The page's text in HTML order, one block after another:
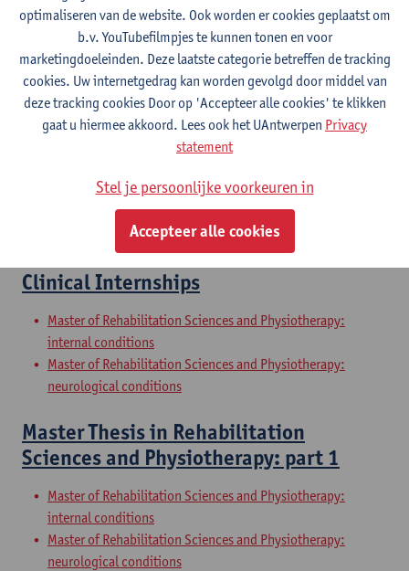
Praktijkbeheer en praktijkmanagement
Master in de revalidatiewetenschappen en de kinesitherapie
Master in de revalidatiewetenschappen en de kinesitherapie
Master in de revalidatiewetenschappen en de kinesitherapie
Master in de revalidatiewetenschappen en de kinesitherapie
internal conditions
Master of Rehabilitation Sciences and Physiotherapy:
neurological conditions
Clinical Internships
Master of Rehabilitation Sciences and Physiotherapy:
internal conditions
Master of Rehabilitation Sciences and Physiotherapy:
neurological conditions
Master Thesis in Rehabilitation
Sciences and Physiotherapy: part 1
Master of Rehabilitation Sciences and Physiotherapy:
internal conditions
Master of Rehabilitation Sciences and Physiotherapy:
neurological conditions
optimaliseren van de website. Ook worden er cookies geplaatst om
b.v. YouTubefilmpjes te kunnen tonen en voor
marketingdoeleinden. Deze laatste categorie betreffen de tracking
cookies. Uw internetgedrag kan worden gevolgd door middel van
deze tracking cookies Door op 'Accepteer alle cookies' te klikken
gaat u hiermee akkoord. Lees ook het UAntwerpen Privacy
statement
Stel je persoonlijke voorkeuren in
Accepteer alle cookies